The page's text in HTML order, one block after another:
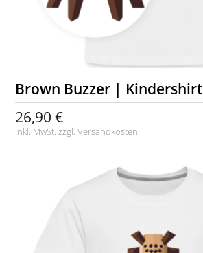
Brown Buzzer |
26,90 €
inkl. MwSt. zzgl.Versandkosten